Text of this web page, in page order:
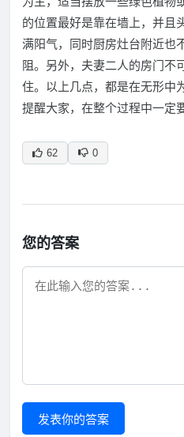
的位置最好是靠在墙上，并且
满阳气，同时厨房灶台附近也
阻。另外，夫妻二人的房门不
住。以上几点，都是在无形中
提醒大家，在整个过程中一定
62 0
您的答案
发表你的答案